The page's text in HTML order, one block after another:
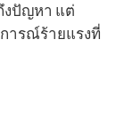
งปัญหา แต่
ารณ์ร้ายแรงที่